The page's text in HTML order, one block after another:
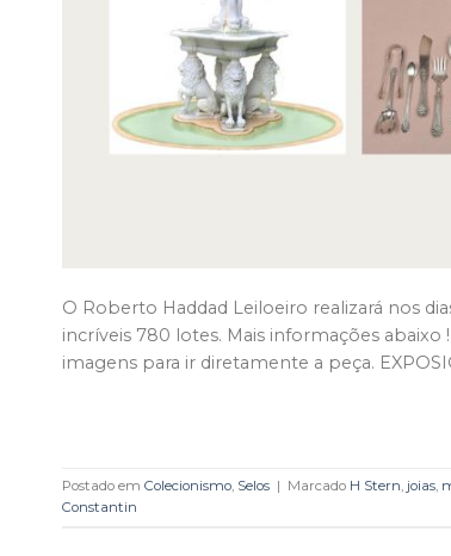
O Roberto Haddad Leiloeiro realizará nos
incríveis 780 lotes. Mais informações abaixo
imagens para ir diretamente a peça.
Postado em Colecionismo, Selos | Marcado H Stern, joias,
Constantin